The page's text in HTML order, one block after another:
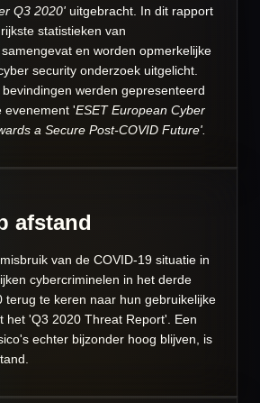
Q3 2020' uitgebracht. In dit rapport
statistieken van
en worden opmerkelijke
security onderzoek uitgelicht.
werden gepresenteerd
evenement 'ESET European Cyber
a Secure Post-COVID Future'.
afstand
van de COVID-19 situatie in
cybercriminelen in het derde
terug te keren naar hun gebruikelijke
het 'Q3 2020 Threat Report'. Een
echter bijzonder hoog blijven, is